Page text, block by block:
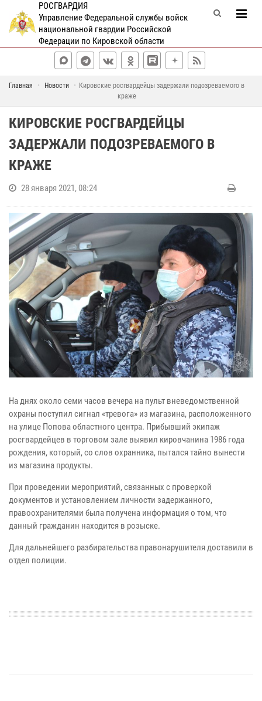
РОСГВАРДИЯ
Управление Федеральной службы войск
национальной гвардии Российской
Федерации по Кировской области
Главная Новости
Кировские росгвардейцы задержали подозреваемого в
краже
КИРОВСКИЕ РОСГВАРДЕЙЦЫ
ЗАДЕРЖАЛИ ПОДОЗРЕВАЕМОГО В
КРАЖЕ
28 января 2021, 08:24
На днях около семи часов вечера на пульт вневедомственной
охраны поступил сигнал «тревога» из магазина, расположенного
на улице Попова областного центра. Прибывший экипаж
росгвардейцев в торговом зале выявил кировчанина 1986 года
рождения, который, со слов охранника, пытался тайно вынести
из магазина продукты.
При проведении мероприятий, связанных с проверкой
документов и установлением личности задержанного,
правоохранителями была получена информация о том, что
данный гражданин находится в розыске.
Для дальнейшего разбирательства правонарушителя доставили в
отдел полиции.